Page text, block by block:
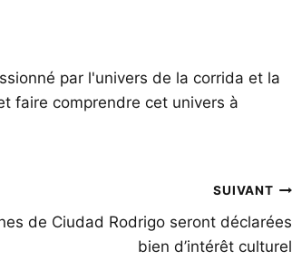
par l'univers de la corrida et la
faire comprendre cet univers à
SUIVANT
de Ciudad Rodrigo seront déclarées
bien d’intérêt culturel